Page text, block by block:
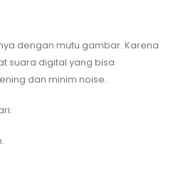
dengan mutu gambar. Karena
suara digital yang bisa
dan minim noise.